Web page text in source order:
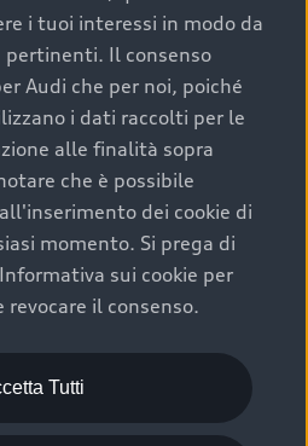
i tuoi interessi in modo da
Il consenso
Audi che per noi, poiché
i dati raccolti per le
alle finalità sopra
che è possibile
dei cookie di
momento. Si prega di
sui cookie per
il consenso.
Tutti